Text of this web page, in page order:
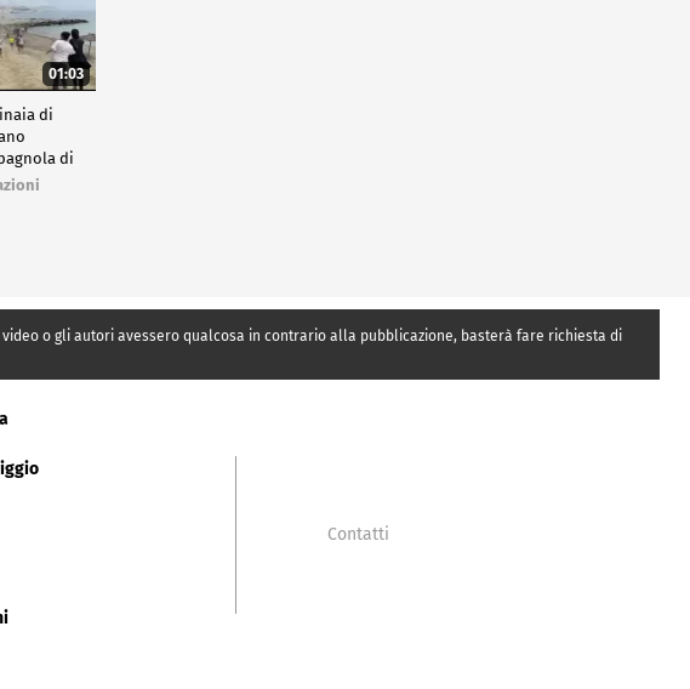
01:03
di
di
o gli autori avessero qualcosa in contrario alla pubblicazione, basterà fare richiesta di
Contatti